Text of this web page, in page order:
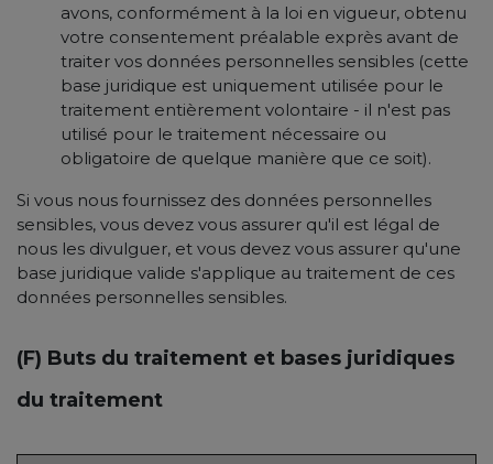
avons, conformément à la loi en vigueur, obtenu
votre consentement préalable exprès avant de
traiter vos données personnelles sensibles (cette
base juridique est uniquement utilisée pour le
traitement entièrement volontaire - il n'est pas
utilisé pour le traitement nécessaire ou
obligatoire de quelque manière que ce soit).
Si vous nous fournissez des données personnelles
sensibles, vous devez vous assurer qu'il est légal de
nous les divulguer, et vous devez vous assurer qu'une
base juridique valide s'applique au traitement de ces
données personnelles sensibles.
(F) Buts du traitement et bases juridiques
du traitement